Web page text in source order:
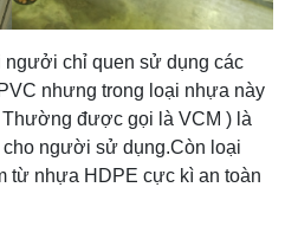
chỉ quen sử dụng các
nhưng trong loại nhựa này
được gọi là VCM ) là
cho người sử dụng.Còn loại
từ nhựa HDPE cực kì an toàn